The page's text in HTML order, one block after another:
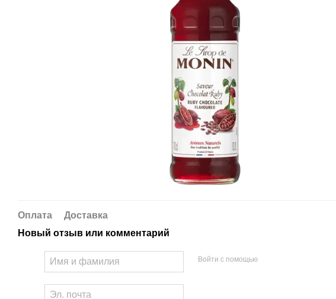
Оплата
Доставка
Новый отзыв или комментарий
Войти с помощью